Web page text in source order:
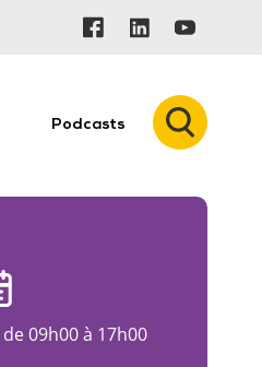
Podcasts
de 09h00 à 17h00